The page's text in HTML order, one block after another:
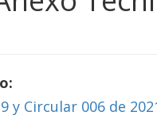
y Circular 006 de